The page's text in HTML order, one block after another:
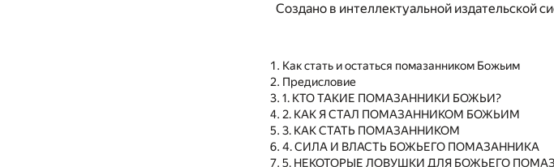
Создано в интеллектуальной издательской
Как стать и остаться помазанником Божьим
Предисловие
1. КТО ТАКИЕ ПОМАЗАННИКИ БОЖЬИ?
2. КАК Я СТАЛ ПОМАЗАННИКОМ БОЖЬИМ
3. КАК СТАТЬ ПОМАЗАННИКОМ
4. СИЛА И ВЛАСТЬ БОЖЬЕГО ПОМАЗАННИКА
5. НЕКОТОРЫЕ ЛОВУШКИ ДЛЯ БОЖЬЕГО